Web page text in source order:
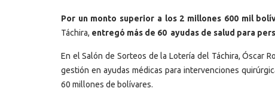
Por un monto superior a los 2 millones 600 mil
Táchira, entregó más de 60 ayudas de salud para
En el Salón de Sorteos de la Lotería del Táchira, Óscar
gestión en ayudas médicas para intervenciones
60 millones de bolívares.